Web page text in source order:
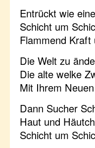
Entrückt wie
Schicht um
Flammend
Die Welt zu
Die alte welke
Mit Ihrem
Dann Sucher
Haut und
Schicht um